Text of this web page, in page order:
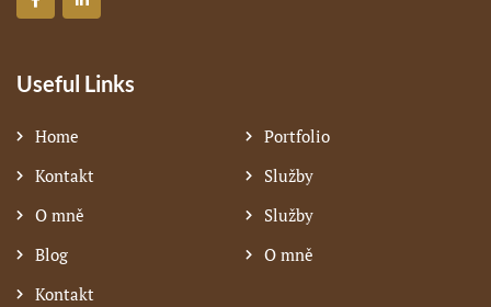
Useful Links
Home
Portfolio
Kontakt
Služby
O mně
Služby
Blog
O mně
Kontakt